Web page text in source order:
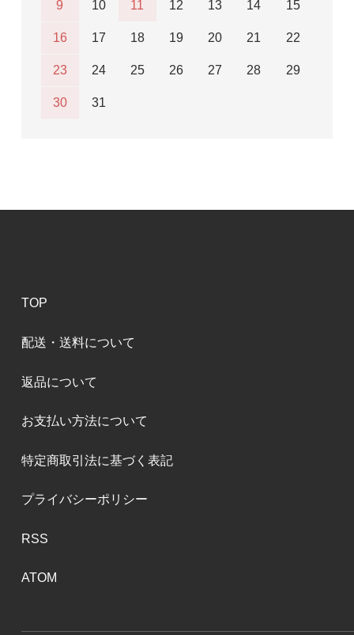
9 10 11 12 13 14 15
16 17 18 19 20 21 22
23 24 25 26 27 28 29
30 31
TOP
配送・送料について
返品について
お支払い方法について
特定商取引法に基づく表記
プライバシーポリシー
RSS
ATOM